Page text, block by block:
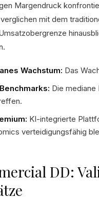
Margendruck
mit dem
Wachstum: Das
Die mediane
KI-integrierte
verteidigungsfähig
DD: